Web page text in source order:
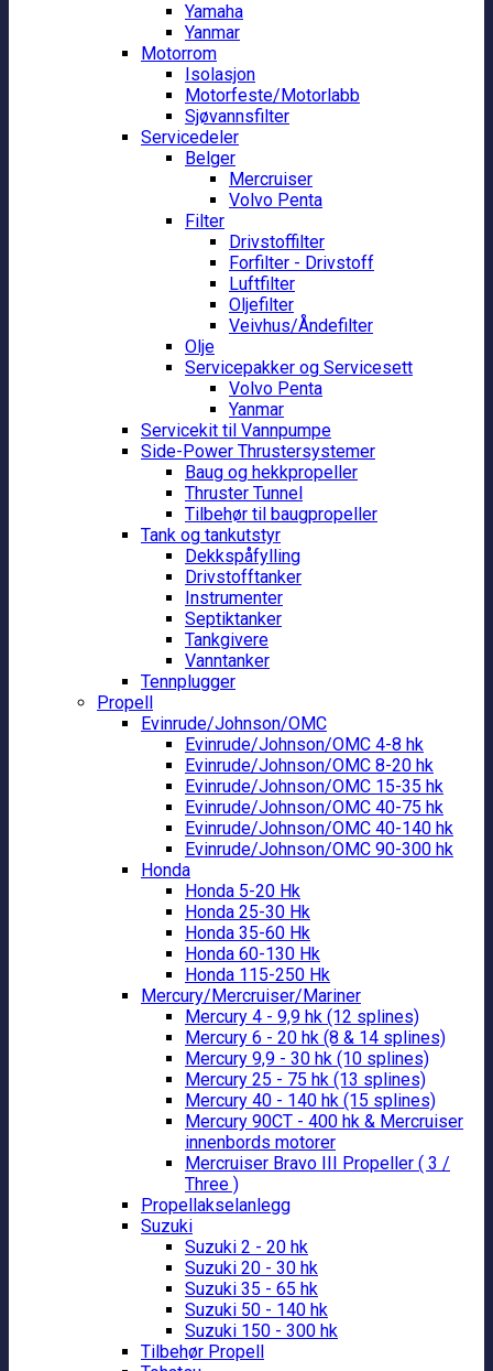
Yamaha
Yanmar
Motorrom
Isolasjon
Motorfeste/Motorlabb
Sjøvannsfilter
Servicedeler
Belger
Mercruiser
Volvo Penta
Filter
Drivstoffilter
Forfilter - Drivstoff
Luftfilter
Oljefilter
Veivhus/Åndefilter
Olje
Servicepakker og Servicesett
Volvo Penta
Yanmar
Servicekit til Vannpumpe
Side-Power Thrustersystemer
Baug og hekkpropeller
Thruster Tunnel
Tilbehør til baugpropeller
Tank og tankutstyr
Dekkspåfylling
Drivstofftanker
Instrumenter
Septiktanker
Tankgivere
Vanntanker
Tennplugger
Propell
Evinrude/Johnson/OMC
Evinrude/Johnson/OMC 4-8 hk
Evinrude/Johnson/OMC 8-20 hk
Evinrude/Johnson/OMC 15-35 hk
Evinrude/Johnson/OMC 40-75 hk
Evinrude/Johnson/OMC 40-140 hk
Evinrude/Johnson/OMC 90-300 hk
Honda
Honda 5-20 Hk
Honda 25-30 Hk
Honda 35-60 Hk
Honda 60-130 Hk
Honda 115-250 Hk
Mercury/Mercruiser/Mariner
Mercury 4 - 9,9 hk (12 splines)
Mercury 6 - 20 hk (8 & 14 splines)
Mercury 9,9 - 30 hk (10 splines)
Mercury 25 - 75 hk (13 splines)
Mercury 40 - 140 hk (15 splines)
Mercury 90CT - 400 hk & Mercruiser
innenbords motorer
Mercruiser Bravo III Propeller ( 3 /
Three )
Propellakselanlegg
Suzuki
Suzuki 2 - 20 hk
Suzuki 20 - 30 hk
Suzuki 35 - 65 hk
Suzuki 50 - 140 hk
Suzuki 150 - 300 hk
Tilbehør Propell